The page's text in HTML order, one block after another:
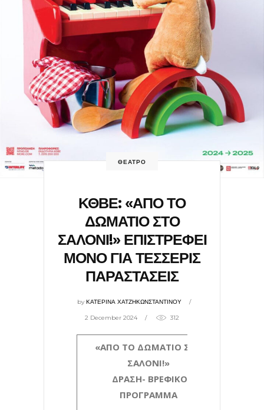
ΘΕΑΤΡΟ
ΚΘΒΕ: «ΑΠΟ ΤΟ
ΔΩΜΑΤΙΟ ΣΤΟ
ΣΑΛΟΝΙ!» ΕΠΙΣΤΡΕΦΕΙ
ΜΟΝΟ ΓΙΑ ΤΕΣΣΕΡΙΣ
ΠΑΡΑΣΤΑΣΕΙΣ
byΚΑΤΕΡΙΝΑ ΧΑΤΖΗΚΩΝΣΤΑΝΤΙΝΟΥ
2 December 2024 312
«ΑΠΟ ΤΟ ΔΩΜΑΤΙΟ ΣΤΟ
ΣΑΛΟΝΙ!»
ΔΡΑΣΗ- ΒΡΕΦΙΚΟ
ΠΡΟΓΡΑΜΜΑ